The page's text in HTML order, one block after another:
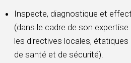
Inspecte, diagnostique et
(dans le cadre de son
les directives locales,
de santé et de sécurité).